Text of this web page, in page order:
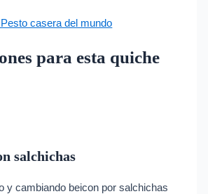
casera del mundo
para esta quiche
salchichas
y cambiando beicon por salchichas